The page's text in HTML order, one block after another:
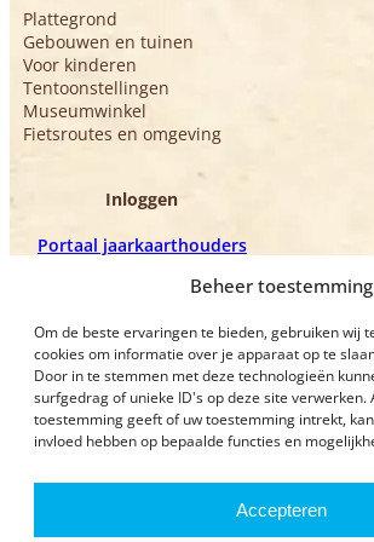
Beheer toestemming
Om de beste ervaringen te bieden, gebruiken wij
cookies om informatie over je apparaat op te
Door in te stemmen met deze technologieën
surfgedrag of unieke ID's op deze site verwerken.
toestemming geeft of uw toestemming intrekt,
invloed hebben op bepaalde functies en
Accepteren
Plattegrond
Gebouwen en tuinen
Voor kinderen
Tentoonstellingen
Museumwinkel
Fietsroutes en omgeving
Inloggen
Portaal jaarkaarthouders
Privacyverklaring